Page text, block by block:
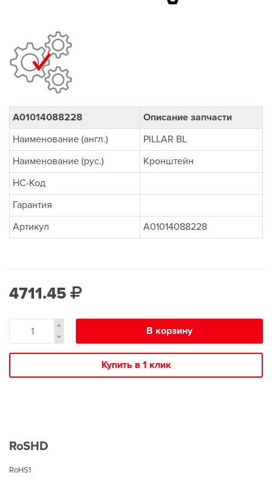
A01014088228
Описание запчасти
Наименование (англ.)
PILLAR BL
Наименование (рус.)
Кронштейн
НС-Код
Гарантия
Артикул
A01014088228
4711.45
В корзину
Купить в 1 клик
RoSHD
RoHS1